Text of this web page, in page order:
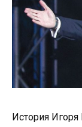
История Игоря